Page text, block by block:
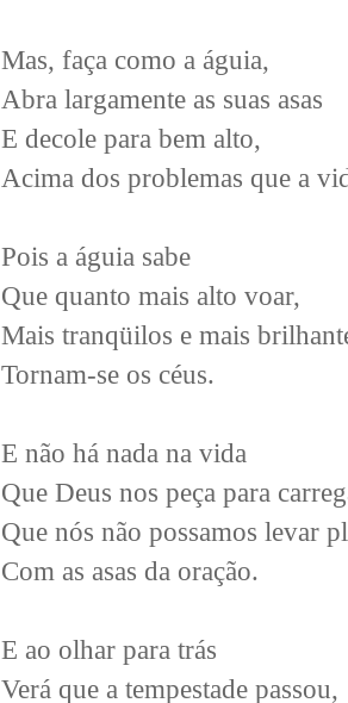
Mas, faça como a águia,
Abra largamente as suas asas
E decole para bem alto,
Acima dos problemas que a
Pois a águia sabe
Que quanto mais alto voar,
Mais tranqüilos e mais
Tornam-se os céus.
E não há nada na vida
Que Deus nos peça para
Que nós não possamos levar
Com as asas da oração.
E ao olhar para trás
Verá que a tempestade passou,